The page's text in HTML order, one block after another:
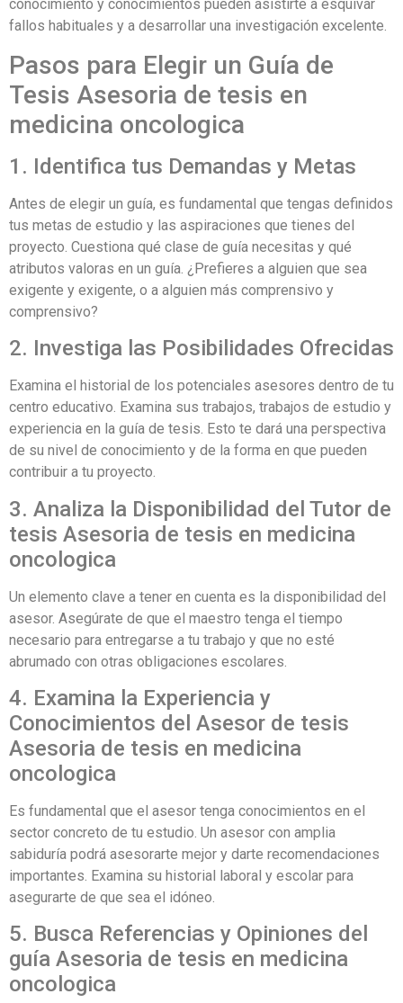
conocimiento y conocimientos pueden asistirte a esquivar
fallos habituales y a desarrollar una investigación excelente.
Pasos para Elegir un Guía de
Tesis Asesoria de tesis en
medicina oncologica
1. Identifica tus Demandas y Metas
Antes de elegir un guía, es fundamental que tengas definidos
tus metas de estudio y las aspiraciones que tienes del
proyecto. Cuestiona qué clase de guía necesitas y qué
atributos valoras en un guía. ¿Prefieres a alguien que sea
exigente y exigente, o a alguien más comprensivo y
comprensivo?
2. Investiga las Posibilidades Ofrecidas
Examina el historial de los potenciales asesores dentro de tu
centro educativo. Examina sus trabajos, trabajos de estudio y
experiencia en la guía de tesis. Esto te dará una perspectiva
de su nivel de conocimiento y de la forma en que pueden
contribuir a tu proyecto.
3. Analiza la Disponibilidad del Tutor de
tesis Asesoria de tesis en medicina
oncologica
Un elemento clave a tener en cuenta es la disponibilidad del
asesor. Asegúrate de que el maestro tenga el tiempo
necesario para entregarse a tu trabajo y que no esté
abrumado con otras obligaciones escolares.
4. Examina la Experiencia y
Conocimientos del Asesor de tesis
Asesoria de tesis en medicina
oncologica
Es fundamental que el asesor tenga conocimientos en el
sector concreto de tu estudio. Un asesor con amplia
sabiduría podrá asesorarte mejor y darte recomendaciones
importantes. Examina su historial laboral y escolar para
asegurarte de que sea el idóneo.
5. Busca Referencias y Opiniones del
guía Asesoria de tesis en medicina
oncologica